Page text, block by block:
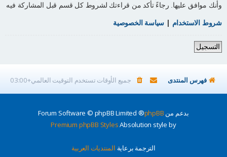
وأنك موافق عليها. رجاءً تأكد من قراءتك لشروط كل قسم قبل المشاركة فيه
شروط الاستخدام | سياسة الخصوصية
التسجيل
فهرس المنتدى جميع الأوقات تستخدم التوقيت العالمي+03:00
بدعم من phpBB
® Forum Software © phpBB Limited
Absolution style by
Premium phpBB Styles
الترجمة برعاية المنتديات العربية